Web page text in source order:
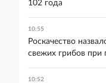
102 года
10:55
Роскачество
свежих грибов при
10:52